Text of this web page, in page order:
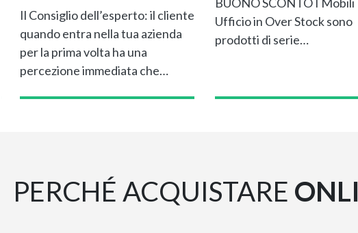
Il Consiglio dell’esperto: il cliente
quando entra nella tua azienda
per la prima volta ha una
percezione immediata che…
Ufficio in Over Stock sono
prodotti di serie…
PERCHÉ ACQUISTARE